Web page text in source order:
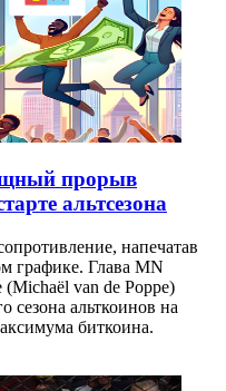
прорыв
альтсезона
напечатав
графике. Глава MN
van de Poppe)
сезона альткоинов на
биткоина.